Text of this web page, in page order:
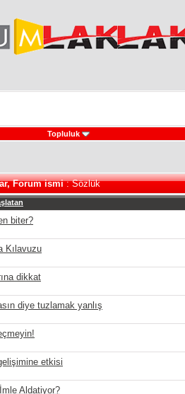
Topluluk
Forum ismi: Sözlük
biter?
Kılavuzu
dikkat
diye tuzlamak yanlış
etkisi
Aldatiyor?